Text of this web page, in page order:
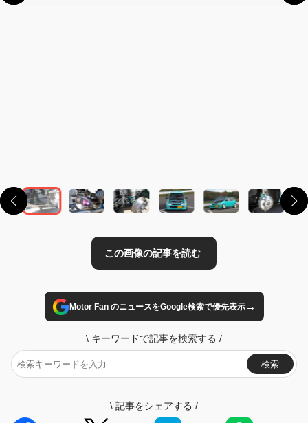
Motor Fan のニュースをGoogle検索で優先表示→
\ キーワードで記事を検索する /
検索
\ 記事をシェアする /